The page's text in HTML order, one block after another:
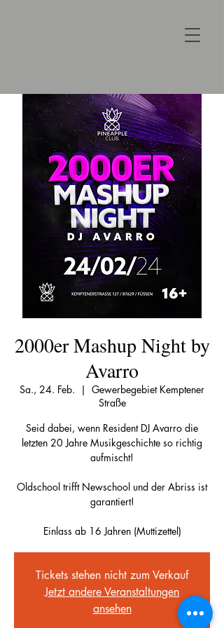
2000er Mashup Night by
Avarro
Sa., 24. Feb.
  |
Gewerbegebiet Kemptener
Straße
Seid dabei, wenn Resident DJ Avarro die
letzten 20 Jahre Musikgeschichte so richtig
aufmischt!
Oldschool trifft Newschool und der Abriss ist
garantiert!
Einlass ab 16 Jahren (Muttizettel)
Tickets stehen nicht zum Verkauf
Jetzt andere Veranstaltungen
ansehen